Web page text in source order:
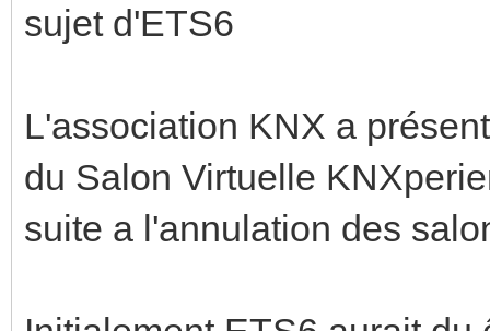
sujet d'ETS6
L'association KNX a
du Salon Virtuelle
suite a l'annulation des